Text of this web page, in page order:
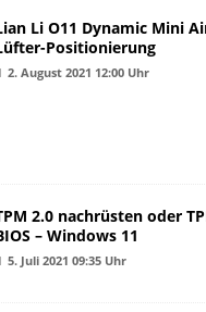
Li O11 Dynamic Mini
Positionierung
2. August 2021 12:00 Uhr
2.0 nachrüsten oder
– Windows 11
5. Juli 2021 09:35 Uhr